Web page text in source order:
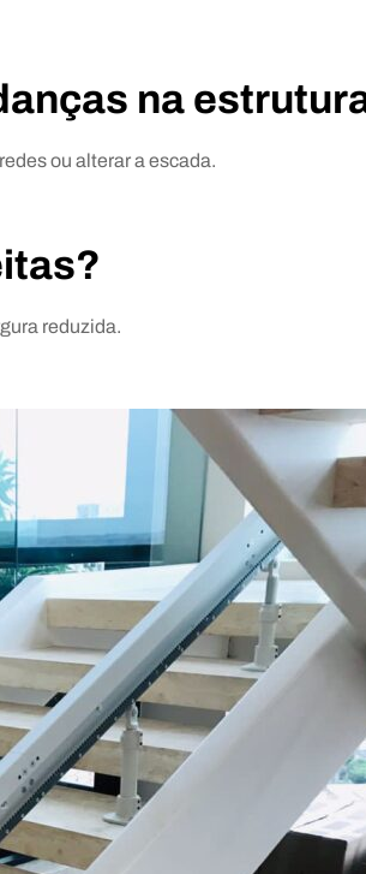
na
ou alterar a escada.
reduzida.